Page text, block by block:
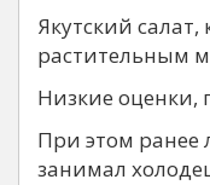
Якутский
растительным
Низкие оценки,
При этом ранее
занимал